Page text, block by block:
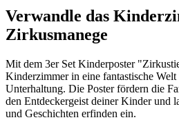
Verwandle das
Zirkusmanege
Mit dem 3er Set Kinderposter
Kinderzimmer in eine fantastische
Unterhaltung. Die Poster fördern die
den Entdeckergeist deiner Kinder und
und Geschichten erfinden ein.